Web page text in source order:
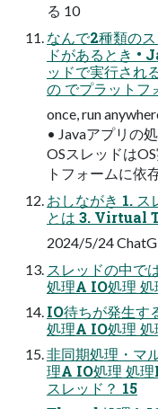
る 10
なんで2種類の
ドがあるとき •
ッドで実行され
の でプラット
once, run
• Javaアプリの
OSスレッドは
トフォームに依
おしながき 1.
とは 3. Virtual
2024/5/24
スレッドの中で
処理A IO処理 処
IO待ちが発生す
処理A IO処理
非同期処理・マ
理A IO処理 処理
スレッド？ 15